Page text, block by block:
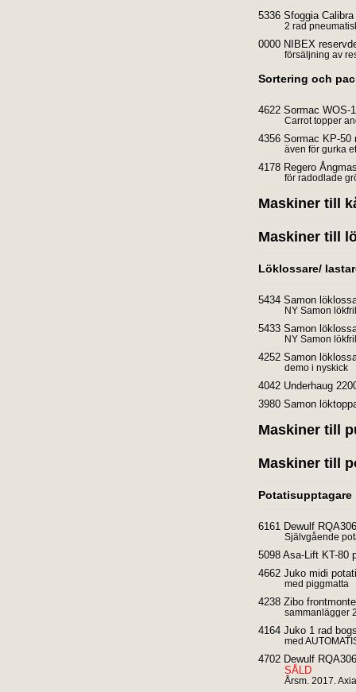
5336 Sfoggia
2 rad
0000 NIBEX
försäljning av
Sortering och
4622 Sormac WOS-
Carrot topper
4356 Sormac KP-50
även för gurka
4178 Regero
för radodlade
Maskiner till
Maskiner till
Löklossare/
5434 Samon
NY Samon
5433 Samon
NY Samon
4252 Samon
demo i nyskick
4042 Underhaug
3980 Samon
Maskiner till
Maskiner till
Potatisupptagare
6161 Dewulf
Självgående
5098 Asa-Lift KT-80
4662 Juko midi
med piggmatta
4238 Zibo
sammanlägger
4164 Juko 1 rad
med
4702 Dewulf
SÅLD
Årsm. 2017.